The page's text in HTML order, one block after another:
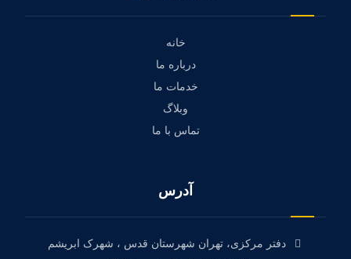
خانه
درباره ما
خدمات ما
وبلاگ
تماس با ما
آدرس
دفتر مرکزی، تهران شهرستان قدس ، شهرک ابریشم